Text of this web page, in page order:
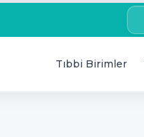
Tıbbi Birimler